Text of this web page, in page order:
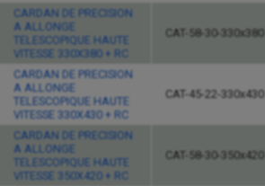
CARDAN DE PRECISION
A ALLONGE
TELESCOPIQUE HAUTE
VITESSE 330X380 + RC
CAT-58-30-330x380
CARDAN DE PRECISION
A ALLONGE
TELESCOPIQUE HAUTE
VITESSE 330X430 + RC
CAT-45-22-330x430
CARDAN DE PRECISION
A ALLONGE
TELESCOPIQUE HAUTE
VITESSE 350X420 + RC
CAT-58-30-350x420